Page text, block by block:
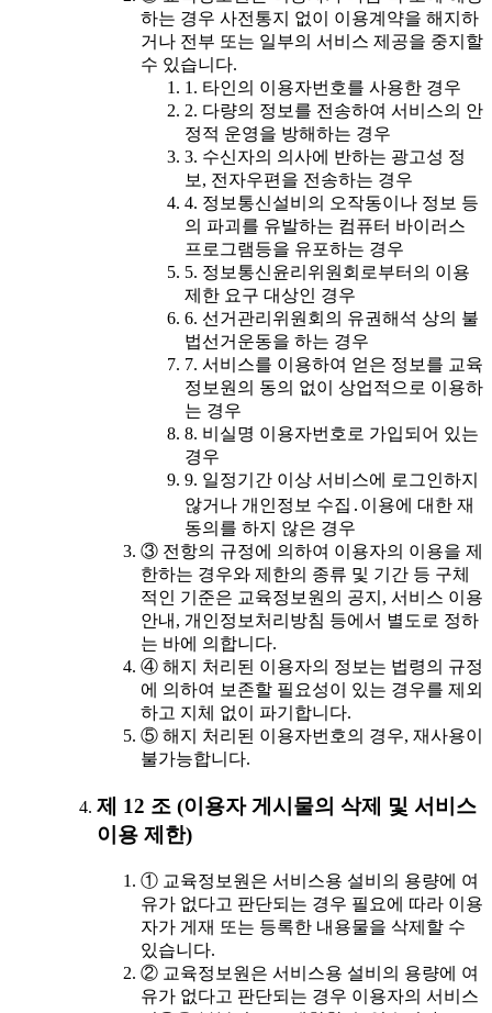
하는 경우 사전통지 없이 이용계약을 해지하
거나 전부 또는 일부의 서비스 제공을 중지할
수 있습니다.
1. 타인의 이용자번호를 사용한 경우
2. 다량의 정보를 전송하여 서비스의 안
정적 운영을 방해하는 경우
3. 수신자의 의사에 반하는 광고성 정
보, 전자우편을 전송하는 경우
4. 정보통신설비의 오작동이나 정보 등
의 파괴를 유발하는 컴퓨터 바이러스
프로그램등을 유포하는 경우
5. 정보통신윤리위원회로부터의 이용
제한 요구 대상인 경우
6. 선거관리위원회의 유권해석 상의 불
법선거운동을 하는 경우
7. 서비스를 이용하여 얻은 정보를 교육
정보원의 동의 없이 상업적으로 이용하
는 경우
8. 비실명 이용자번호로 가입되어 있는
경우
9. 일정기간 이상 서비스에 로그인하지
않거나 개인정보 수집․이용에 대한 재
동의를 하지 않은 경우
③ 전항의 규정에 의하여 이용자의 이용을 제
한하는 경우와 제한의 종류 및 기간 등 구체
적인 기준은 교육정보원의 공지, 서비스 이용
안내, 개인정보처리방침 등에서 별도로 정하
는 바에 의합니다.
④ 해지 처리된 이용자의 정보는 법령의 규정
에 의하여 보존할 필요성이 있는 경우를 제외
하고 지체 없이 파기합니다.
⑤ 해지 처리된 이용자번호의 경우, 재사용이
불가능합니다.
제 12 조 (이용자 게시물의 삭제 및 서비스
이용 제한)
① 교육정보원은 서비스용 설비의 용량에 여
유가 없다고 판단되는 경우 필요에 따라 이용
자가 게재 또는 등록한 내용물을 삭제할 수
있습니다.
② 교육정보원은 서비스용 설비의 용량에 여
유가 없다고 판단되는 경우 이용자의 서비스